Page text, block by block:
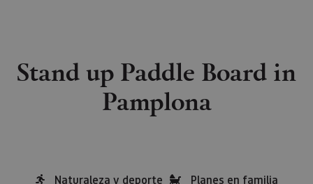
Stand up Paddle Board in
Pamplona
Naturaleza y deporte Planes en familia